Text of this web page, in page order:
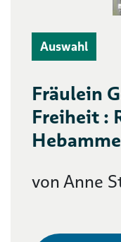
Auswahl
Fräulein
Freiheit :
von Anne